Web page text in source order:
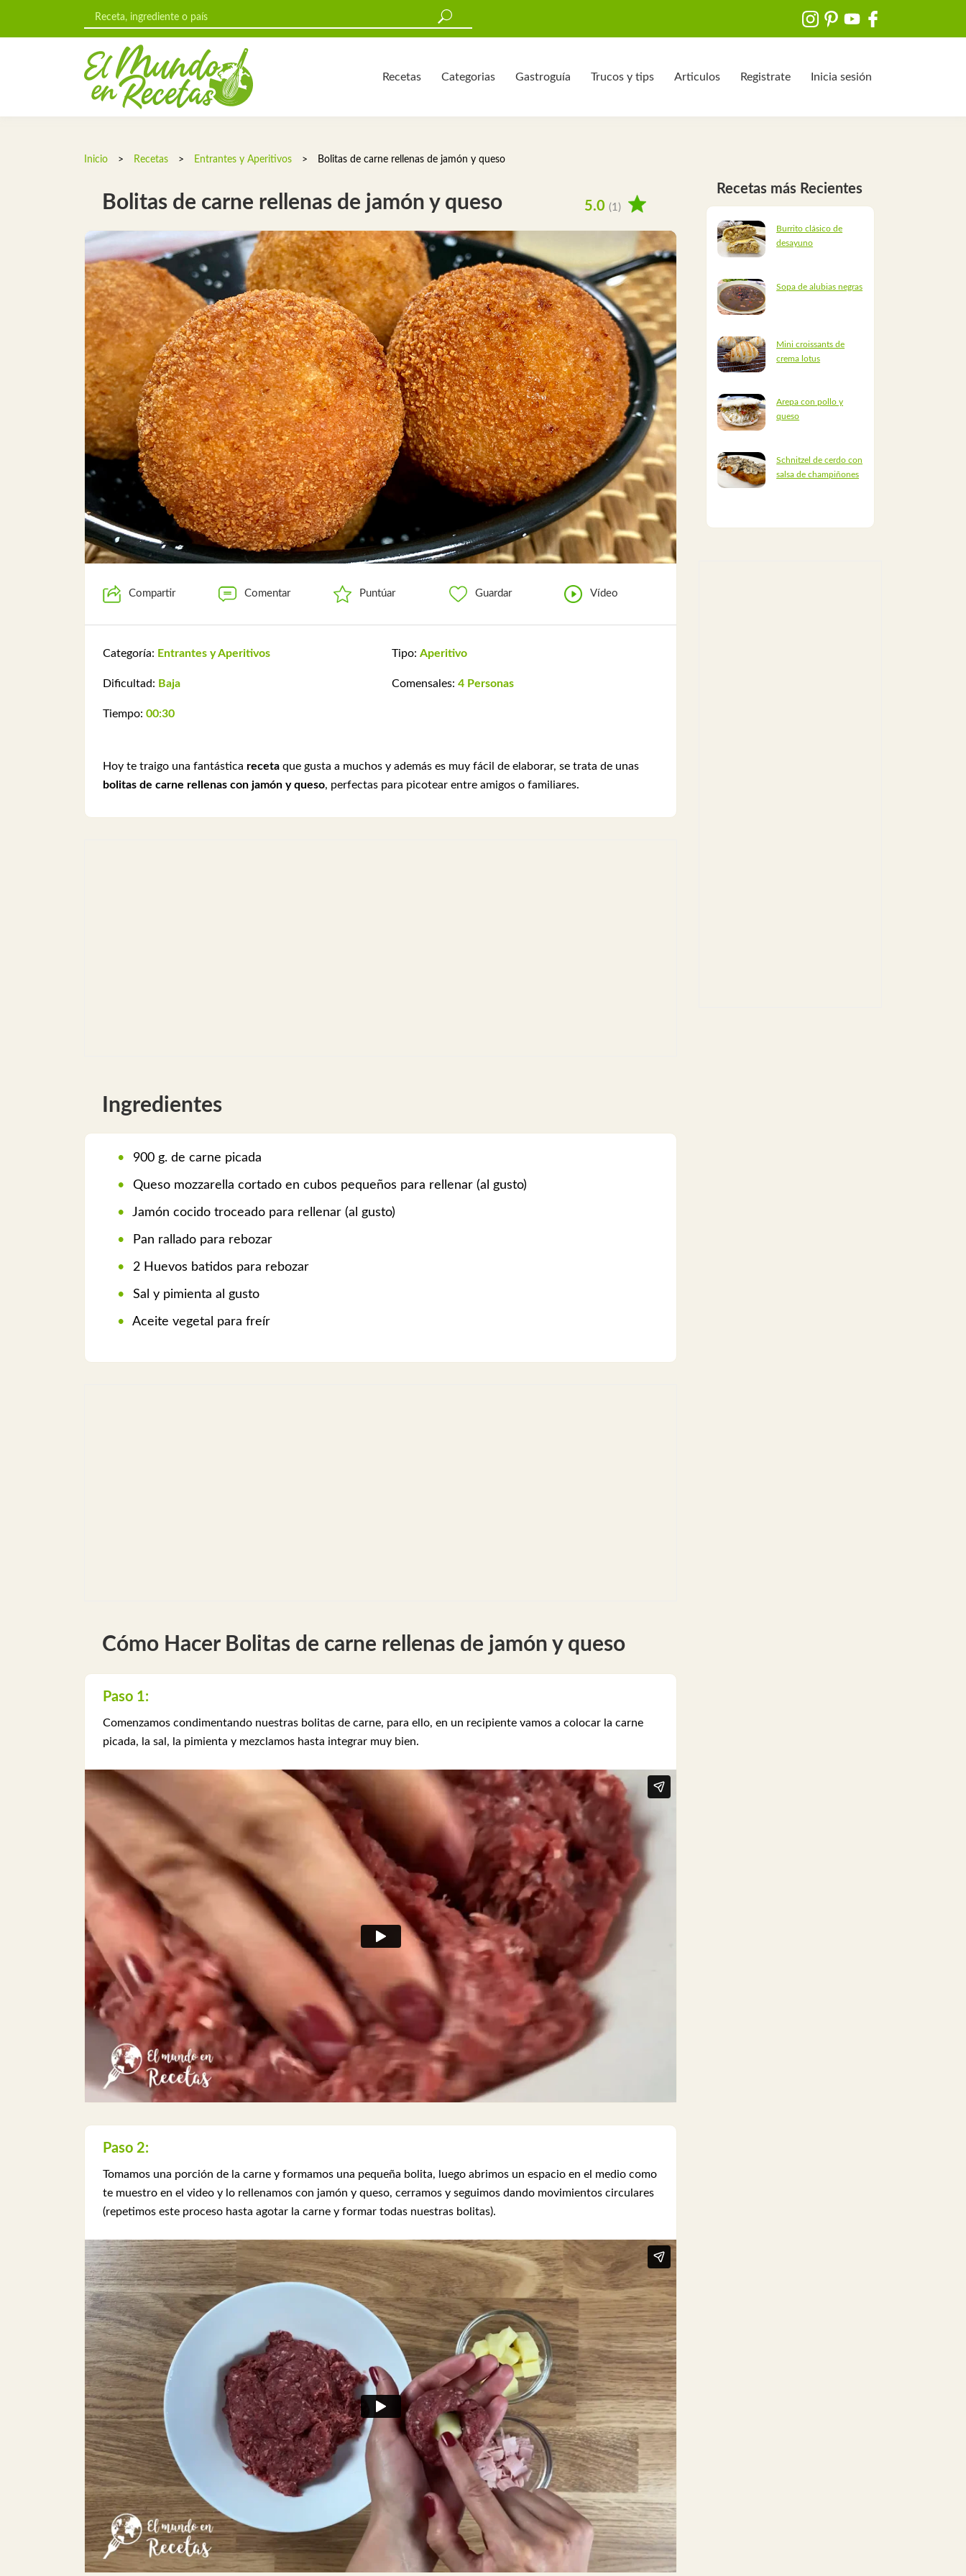
Recetas Categorias Gastroguía Trucos y tips Articulos Registrate Inicia sesión
Inicio > Recetas > Entrantes y Aperitivos > Bolitas de carne rellenas de jamón y queso
Bolitas de carne rellenas de jamón y queso 5.0 (1)
Compartir Comentar Puntúar Guardar Vídeo
Categoría: Entrantes y Aperitivos
Dificultad: Baja
Tiempo: 00:30
Tipo: Aperitivo
Comensales: 4 Personas
Hoy te traigo una fantástica receta que gusta a muchos y además es muy fácil de elaborar, se trata de unas
bolitas de carne rellenas con jamón y queso, perfectas para picotear entre amigos o familiares.
Ingredientes
900 g. de carne picada
Queso mozzarella cortado en cubos pequeños para rellenar (al gusto)
Jamón cocido troceado para rellenar (al gusto)
Pan rallado para rebozar
2 Huevos batidos para rebozar
Sal y pimienta al gusto
Aceite vegetal para freír
Cómo Hacer Bolitas de carne rellenas de jamón y queso
Paso 1:
Comenzamos condimentando nuestras bolitas de carne, para ello, en un recipiente vamos a colocar la carne
picada, la sal, la pimienta y mezclamos hasta integrar muy bien.
Paso 2:
Tomamos una porción de la carne y formamos una pequeña bolita, luego abrimos un espacio en el medio como
te muestro en el video y lo rellenamos con jamón y queso, cerramos y seguimos dando movimientos circulares
(repetimos este proceso hasta agotar la carne y formar todas nuestras bolitas).
Recetas más Recientes
Burrito clásico de
desayuno
Sopa de alubias negras
Mini croissants de
crema lotus
Arepa con pollo y
queso
Schnitzel de cerdo con
salsa de champiñones